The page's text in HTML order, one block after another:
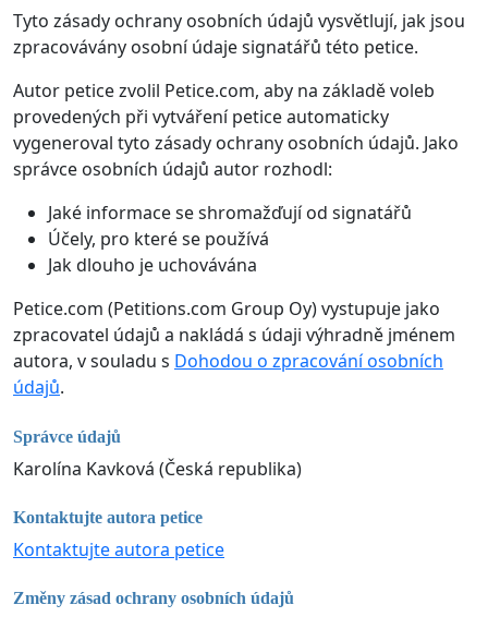
Tyto zásady ochrany osobních údajů vysvětlují, jak jsou
zpracovávány osobní údaje signatářů této petice.
Autor petice zvolil Petice.com, aby na základě voleb
provedených při vytváření petice automaticky
vygeneroval tyto zásady ochrany osobních údajů. Jako
správce osobních údajů autor rozhodl:
Jaké informace se shromažďují od signatářů
Účely, pro které se používá
Jak dlouho je uchovávána
Petice.com (Petitions.com Group Oy) vystupuje jako
zpracovatel údajů a nakládá s údaji výhradně jménem
autora, v souladu s Dohodou o zpracování osobních
údajů.
Správce údajů
Karolína Kavková (Česká republika)
Kontaktujte autora petice
Kontaktujte autora petice
Změny zásad ochrany osobních údajů